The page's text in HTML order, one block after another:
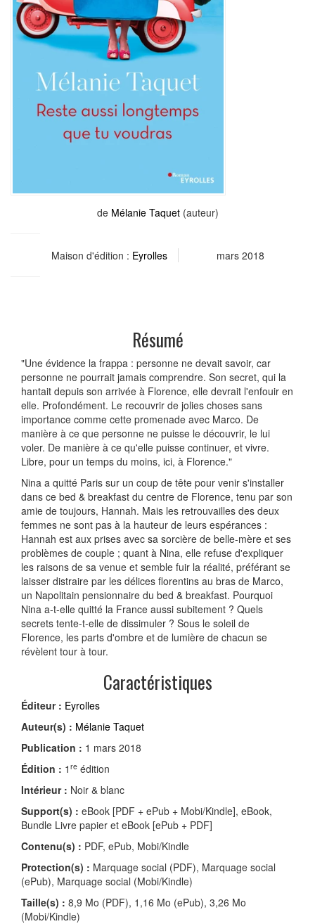
de Mélanie Taquet(auteur)
Maison d'édition : Eyrolles mars 2018
Résumé
"Une évidence la frappa : personne ne devait savoir, car
personne ne pourrait jamais comprendre. Son secret, qui la
hantait depuis son arrivée à Florence, elle devrait l'enfouir en
elle. Profondément. Le recouvrir de jolies choses sans
importance comme cette promenade avec Marco. De
manière à ce que personne ne puisse le découvrir, le lui
voler. De manière à ce qu'elle puisse continuer, et vivre.
Libre, pour un temps du moins, ici, à Florence."
Nina a quitté Paris sur un coup de tête pour venir s'installer
dans ce bed & breakfast du centre de Florence, tenu par son
amie de toujours, Hannah. Mais les retrouvailles des deux
femmes ne sont pas à la hauteur de leurs espérances :
Hannah est aux prises avec sa sorcière de belle-mère et ses
problèmes de couple ; quant à Nina, elle refuse d'expliquer
les raisons de sa venue et semble fuir la réalité, préférant se
laisser distraire par les délices florentins au bras de Marco,
un Napolitain pensionnaire du bed & breakfast. Pourquoi
Nina a-t-elle quitté la France aussi subitement ? Quels
secrets tente-t-elle de dissimuler ? Sous le soleil de
Florence, les parts d'ombre et de lumière de chacun se
révèlent tour à tour.
Caractéristiques
Éditeur : Eyrolles
Auteur(s) : Mélanie Taquet
Publication : 1 mars 2018
Édition : 1 re édition
Intérieur : Noir & blanc
Support(s) : eBook [PDF + ePub + Mobi/Kindle], eBook,
Bundle Livre papier et eBook [ePub + PDF]
Contenu(s) : PDF, ePub, Mobi/Kindle
Protection(s) : Marquage social (PDF), Marquage social
(ePub), Marquage social (Mobi/Kindle)
Taille(s) : 8,9 Mo (PDF), 1,16 Mo (ePub), 3,26 Mo
(Mobi/Kindle)